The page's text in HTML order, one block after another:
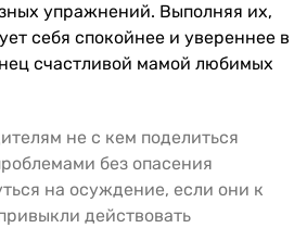
упражнений. Выполняя их,
себя спокойнее и увереннее в
счастливой мамой любимых
не с кем поделиться
без опасения
на осуждение, если они к
действовать